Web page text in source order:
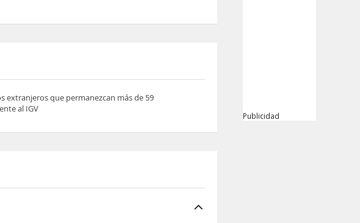
extranjeros que permanezcan más de 59
al IGV
Publicidad